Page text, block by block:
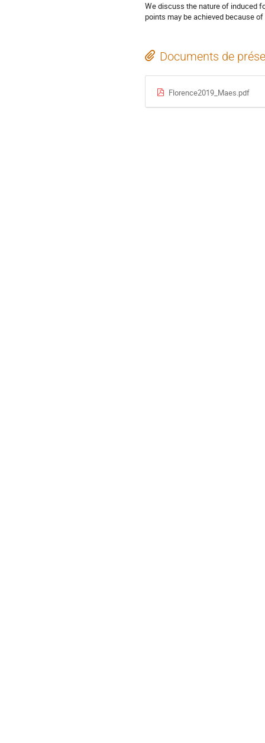
We discuss the nature of induced
points may be achieved because
Documents de
Florence2019_Maes.pdf